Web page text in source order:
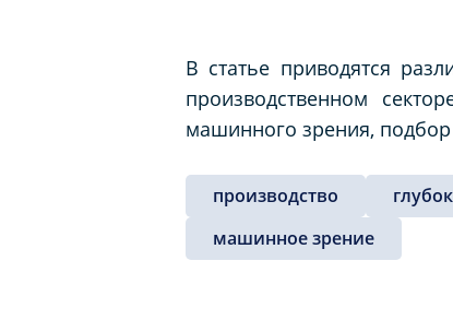
В статье приводятся
производственном
машинного зрения,
производство
машинное зрение